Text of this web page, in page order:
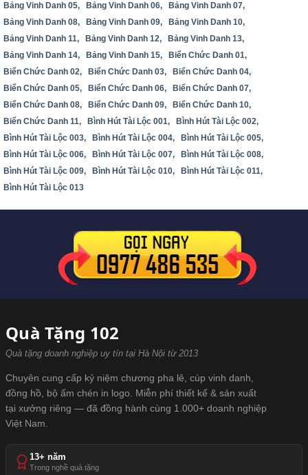
Bảng Vinh Danh 05,
Bảng Vinh Danh 06,
Bảng Vinh Danh 07,
Bảng Vinh Danh 08,
Bảng Vinh Danh 09,
Bảng Vinh Danh 10,
Bảng Vinh Danh 11,
Bảng Vinh Danh 12,
Bảng Vinh Danh 13,
Bảng Vinh Danh 14,
Bảng Vinh Danh 15,
Biển Chức Danh 01,
Biển Chức Danh 02,
Biển Chức Danh 03,
Biển Chức Danh 04,
Biển Chức Danh 05,
Biển Chức Danh 06,
Biển Chức Danh 07,
Biển Chức Danh 08,
Biển Chức Danh 09,
Biển Chức Danh 10,
Biển Chức Danh 11,
Bình Hút Tài Lộc 001,
Bình Hút Tài Lộc 002,
Bình Hút Tài Lộc 003,
Bình Hút Tài Lộc 004,
Bình Hút Tài Lộc 005,
Bình Hút Tài Lộc 006,
Bình Hút Tài Lộc 007,
Bình Hút Tài Lộc 008,
Bình Hút Tài Lộc 009,
Bình Hút Tài Lộc 010,
Bình Hút Tài Lộc 011,
Bình Hút Tài Lộc 013
Quà Tặng 102
Quà tặng doanh nghiệp uy tín tại Hà Nội từ 2013
Chuyên cung cấp kỷ niệm chương pha lê, cúp vinh danh,
đồng hồ, bộ ấm chén in logo. Miễn phí thiết kế & sản xuất
tại xưởng riêng — đã đồng hành cùng 1.000+ doanh nghiệp
Việt Nam.
13+ năm
Trong nghề quà tặng